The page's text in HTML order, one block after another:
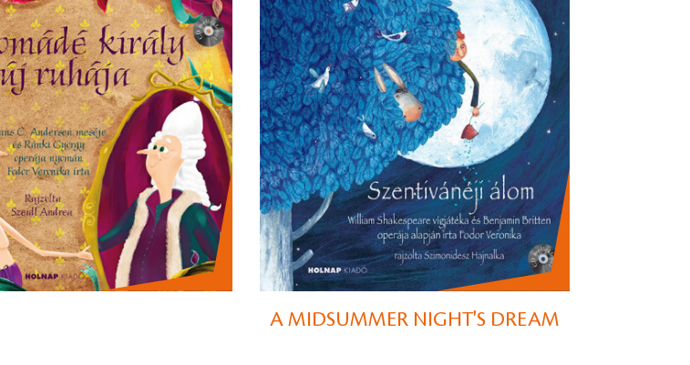
A MIDSUMMER NIGHT'S DREAM